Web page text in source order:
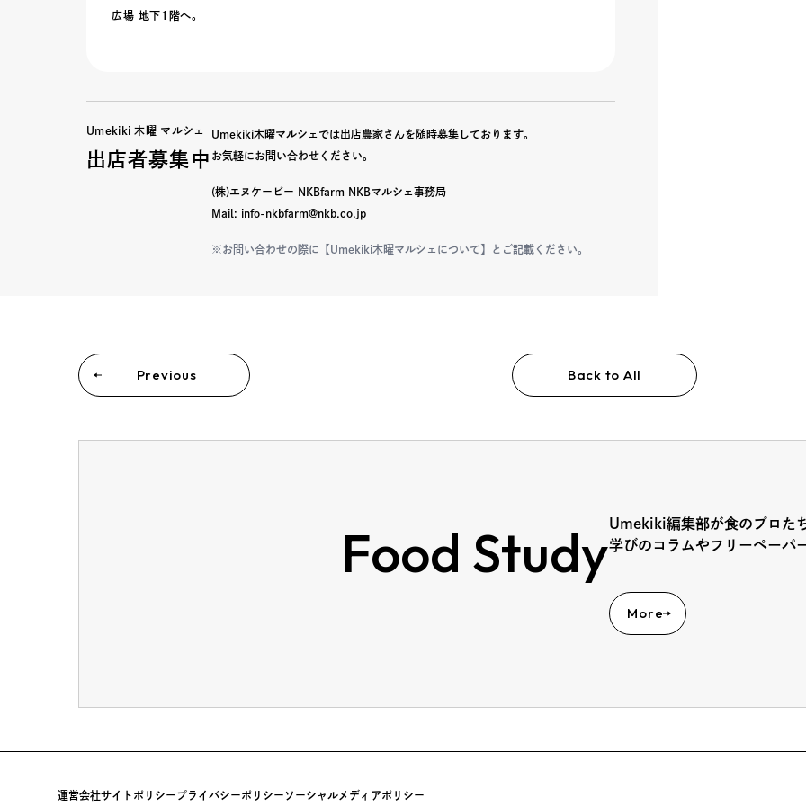
広場 地下1階へ。
Umekiki 木曜 マルシェ
出店者募集中
Umekiki木曜マルシェでは出店農家さんを随時募集しております。
お気軽にお問い合わせください。
(株)エヌケービー NKBfarm NKBマルシェ事務局
Mail: info-nkbfarm@nkb.co.jp
※お問い合わせの際に【Umekiki木曜マルシェについて】とご記載ください。
Previous Back to All
Food StudyUmekiki編集部が食のプロた
学びのコラムやフリーペーパ
More
運営会社サイトポリシープライバシーポリシー ソーシャルメディアポリシー